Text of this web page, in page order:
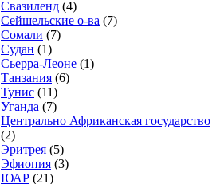
Свазиленд (4)
Сейшельские о-ва (7)
Сомали (7)
Судан (1)
Сьерра-Леоне (1)
Танзания (6)
Тунис (11)
Уганда (7)
Центрально Африканская государство
(2)
Эритрея (5)
Эфиопия (3)
ЮАР (21)